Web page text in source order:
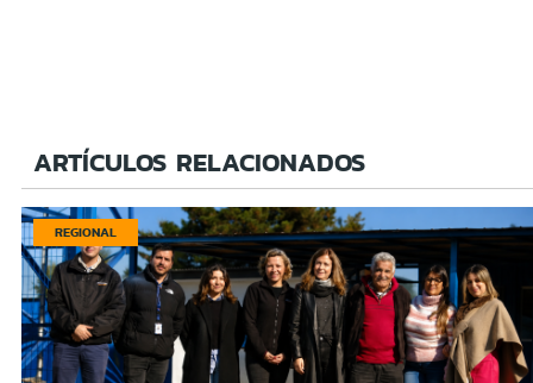
ARTÍCULOS RELACIONADOS
REGIONAL